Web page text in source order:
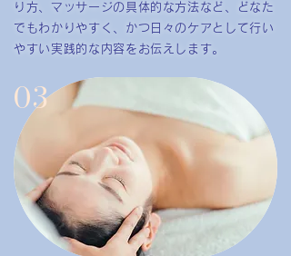
り方、マッサージの具体的な方法など、どなた
でもわかりやすく、かつ日々のケアとして行い
やすい実践的な内容をお伝えします。
03